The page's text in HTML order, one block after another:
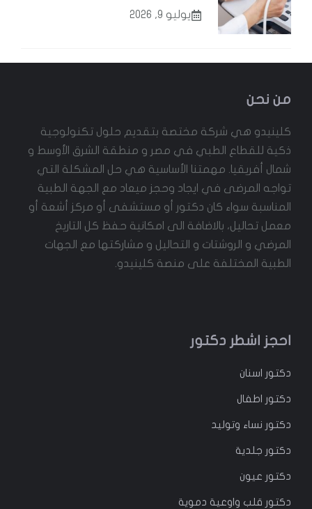
يوليو 9, 2026
من نحن
كلينيدو هي شركة مختصة بتقديم حلول تكنولوجية
ذكية للقطاع الطبي في مصر و منطقة الشرق الأوسط و
شمال أفريقيا. مهمتنا الأساسية هي حل المشكلة التي
تواجه المرضى في ايجاد وحجز ميعاد مع الجهة الطبية
المناسبة سواء كان دكتور أو مستشفى أو مركز أشعة أو
معمل تحاليل، بالاضافة الى امكانية حفظ كل التاريخ
المرضي و الروشتات و التحاليل و مشاركتها مع الجهات
الطبية المختلفة على منصة كلينيدو.
احجز اشطر دكتور
دكتور اسنان
دكتور اطفال
دكتور نساء وتوليد
دكتور جلدية
دكتور عيون
دكتور قلب واوعية دموية